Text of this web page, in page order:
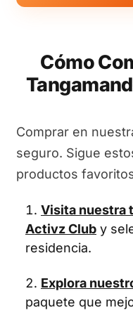
Cómo
Comprar en
seguro. Sigue
productos
Visita nuestra
Activz Club y
residencia.
Explora
paquete que